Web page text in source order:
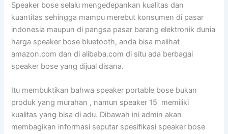
Speaker bose selalu mengedepankan kualitas dan
kuantitas sehingga mampu merebut konsumen di pasar
indonesia maupun di pangsa pasar barang elektronik dunia
harga speaker bose bluetooth, anda bisa melihat
amazon.com dan di alibaba.com di situ ada berbagai
speaker bose yang dijual disana.
Itu membuktikan bahwa speaker portable bose bukan
produk yang murahan , namun speaker 15 memiliki
kualitas yang bisa di adu. Dibawah ini admin akan
membagikan informasi seputar spesifikasi speaker bose